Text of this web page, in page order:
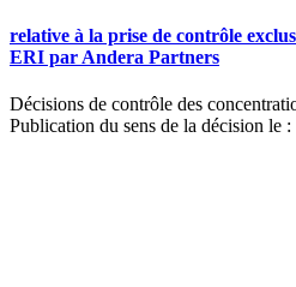
relative à la prise de contrôle
ERI par Andera Partners
Décisions de contrôle des
Publication du sens de la décision le